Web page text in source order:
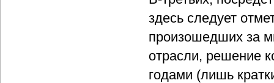
здесь следует
произошедших за
отрасли, решение
годами (лишь